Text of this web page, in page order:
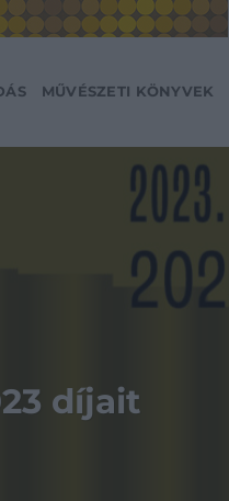
MŰVÉSZETI KÖNYVEK
díjait